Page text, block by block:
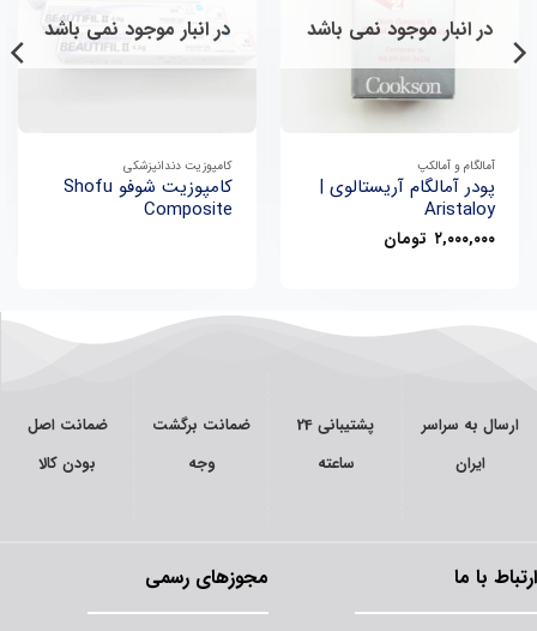
در انبار موجود نمی باشد
آمالگام و آمالکپ
پودر آمالگام آریستالوی |
Aristaloy
۲,۰۰۰,۰۰۰ تومان
در انبار موجود نمی باشد
کامپوزیت دندانپزشکی
کامپوزیت شوفو Shofu
Composite
ارسال به سراسر
ایران
پشتیبانی 24
ساعته
ضمانت برگشت
وجه
ضمانت اصل
بودن کالا
ارتباط با ما مجوزهای رسمی